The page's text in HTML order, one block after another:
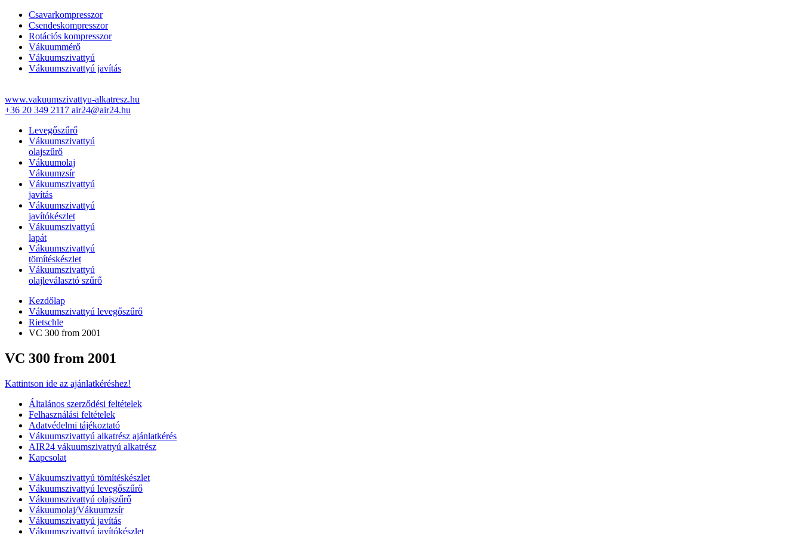
Csavarkompresszor
Csendeskompresszor
Rotációs kompresszor
Vákuummérő
Vákuumszivattyú
Vákuumszivattyú javítás
www.vakuumszivattyu-alkatresz.hu
+36 20 349 2117 air24@air24.hu
Levegőszűrő
Vákuumszivattyú
olajszűrő
Vákuumolaj
Vákuumzsír
Vákuumszivattyú
javítás
Vákuumszivattyú
javítókészlet
Vákuumszivattyú
lapát
Vákuumszivattyú
tömítéskészlet
Vákuumszivattyú
olajleválasztó szűrő
Kezdőlap
Vákuumszivattyú levegőszűrő
Rietschle
VC 300 from 2001
VC 300 from 2001
Kattintson ide az ajánlatkéréshez!
Általános szerződési feltételek
Felhasználási feltételek
Adatvédelmi tájékoztató
Vákuumszivattyú alkatrész ajánlatkérés
AIR24 vákuumszivattyú alkatrész
Kapcsolat
Vákuumszivattyú tömítéskészlet
Vákuumszivattyú levegőszűrő
Vákuumszivattyú olajszűrő
Vákuumolaj/Vákuumzsír
Vákuumszivattyú javítás
Vákuumszivattyú javítókészlet